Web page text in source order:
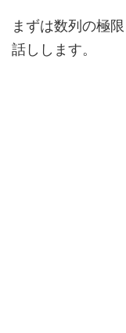
まずは数列の極
話しします。